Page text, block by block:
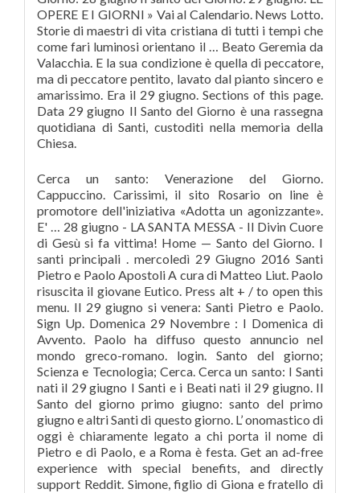
OPERE E I GIORNI » Vai al Calendario. News Lotto.
Storie di maestri di vita cristiana di tutti i tempi che
come fari luminosi orientano il … Beato Geremia da
Valacchia. E la sua condizione è quella di peccatore,
ma di peccatore pentito, lavato dal pianto sincero e
amarissimo. Era il 29 giugno. Sections of this page.
Data 29 giugno Il Santo del Giorno è una rassegna
quotidiana di Santi, custoditi nella memoria della
Chiesa.
Cerca un santo: Venerazione del Giorno.
Cappuccino. Carissimi, il sito Rosario on line è
promotore dell'iniziativa «Adotta un agonizzante».
E' … 28 giugno - LA SANTA MESSA - Il Divin Cuore
di Gesù si fa vittima! Home — Santo del Giorno. I
santi principali . mercoledì 29 Giugno 2016 Santi
Pietro e Paolo Apostoli A cura di Matteo Liut. Paolo
risuscita il giovane Eutico. Press alt + / to open this
menu. Il 29 giugno si venera: Santi Pietro e Paolo.
Sign Up. Domenica 29 Novembre : I Domenica di
Avvento. Paolo ha diffuso questo annuncio nel
mondo greco-romano. login. Santo del giorno;
Scienza e Tecnologia; Cerca. Cerca un santo: I Santi
nati il 29 giugno I Santi e i Beati nati il 29 giugno. Il
Santo del giorno primo giugno: santo del primo
giugno e altri Santi di questo giorno. L’ onomastico di
oggi è chiaramente legato a chi porta il nome di
Pietro e di Paolo, e a Roma è festa. Get an ad-free
experience with special benefits, and directly
support Reddit. Simone, figlio di Giona e fratello di